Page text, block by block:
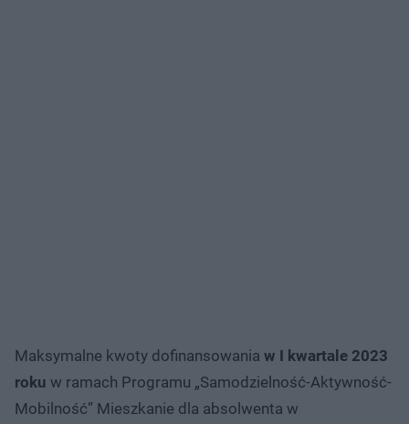
Maksymalne kwoty dofinansowania w I kwartale 2023
roku w ramach Programu „Samodzielność-Aktywność-
Mobilność” Mieszkanie dla absolwenta w